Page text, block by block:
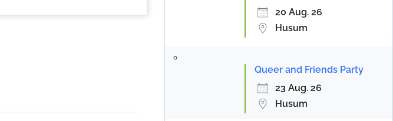
20 Aug. 26
Husum
Queer and Friends Party
23 Aug. 26
Husum